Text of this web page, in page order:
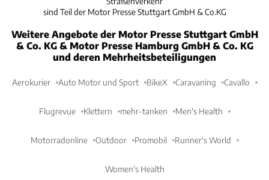
sind Teil der Motor Presse Stuttgart GmbH & Co.KG
Weitere Angebote der Motor Presse Stuttgart GmbH
& Co. KG & Motor Presse Hamburg GmbH & Co. KG
und deren Mehrheitsbeteiligungen
Aerokurier Auto Motor und Sport BikeX Caravaning Cavallo
Flugrevue Klettern mehr-tanken Men's Health
Motorradonline Outdoor Promobil Runner's World
Women's Health